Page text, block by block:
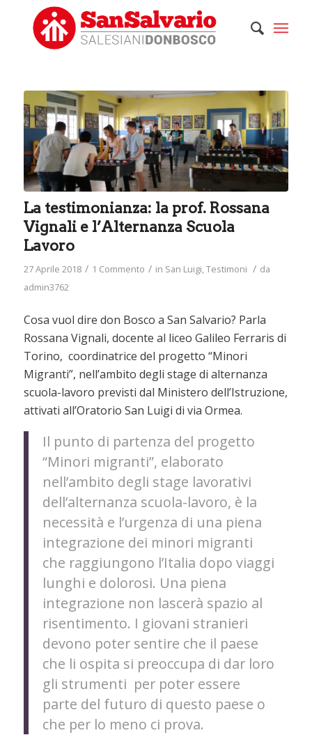
La testimonianza: la prof. Rossana
Vignali e l’Alternanza Scuola
Lavoro
27 Aprile 2018 / 1 Commento / in San Luigi,Testimoni / da
admin3762
Cosa vuol dire don Bosco a San Salvario? Parla
Rossana Vignali, docente al liceo Galileo Ferraris di
Torino, coordinatrice del progetto “Minori
Migranti”, nell’ambito degli stage di alternanza
scuola-lavoro previsti dal Ministero dell’Istruzione,
attivati all’Oratorio San Luigi di via Ormea.
Il punto di partenza del progetto
“Minori migranti”, elaborato
nell’ambito degli stage lavorativi
dell’alternanza scuola-lavoro, è la
necessità e l’urgenza di una piena
integrazione dei minori migranti
che raggiungono l’Italia dopo viaggi
lunghi e dolorosi. Una piena
integrazione non lascerà spazio al
risentimento. I giovani stranieri
devono poter sentire che il paese
che li ospita si preoccupa di dar loro
gli strumenti per poter essere
parte del futuro di questo paese o
che per lo meno ci prova.